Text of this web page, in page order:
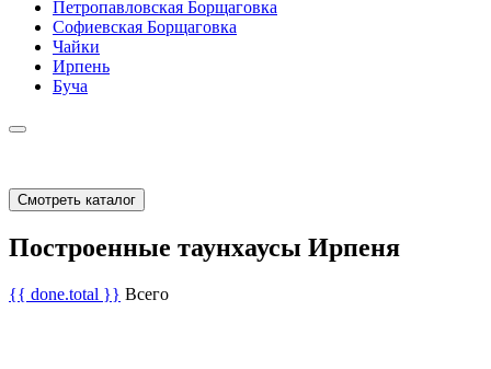
Петропавловская Борщаговка
Софиевская Борщаговка
Чайки
Ирпень
Буча
Смотреть каталог
Построенные таунхаусы Ирпеня
{{ done.total }} Всего